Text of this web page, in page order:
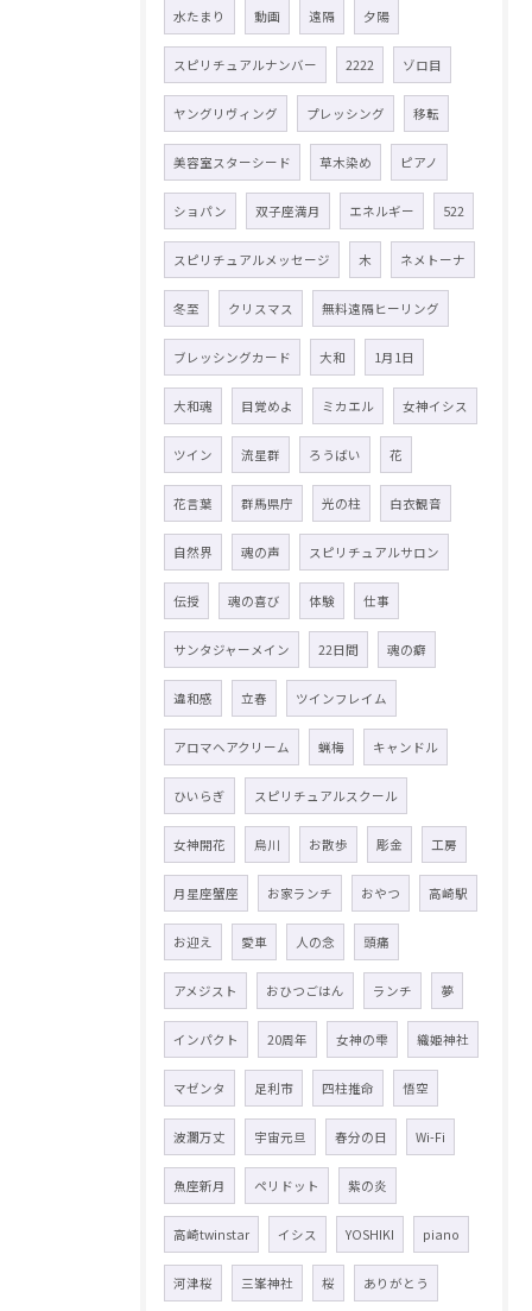
水たまり 動画 遠隔 夕陽
スピリチュアルナンバー 2222 ゾロ目
ヤングリヴィング プレッシング 移転
美容室スターシード 草木染め ピアノ
ショパン 双子座満月 エネルギー 522
スピリチュアルメッセージ 木 ネメトーナ
冬至 クリスマス 無料遠隔ヒーリング
ブレッシングカード 大和 1月1日
大和魂 目覚めよ ミカエル 女神イシス
ツイン 流星群 ろうばい 花
花言葉 群馬県庁 光の柱 白衣観音
自然界 魂の声 スピリチュアルサロン
伝授 魂の喜び 体験 仕事
サンタジャーメイン 22日間 魂の癖
違和感 立春 ツインフレイム
アロマヘアクリーム 蝋梅 キャンドル
ひいらぎ スピリチュアルスクール
女神開花 烏川 お散歩 彫金 工房
月星座蟹座 お家ランチ おやつ 高崎駅
お迎え 愛車 人の念 頭痛
アメジスト おひつごはん ランチ 夢
インパクト 20周年 女神の雫 織姫神社
マゼンタ 足利市 四柱推命 悟空
波瀾万丈 宇宙元旦 春分の日 Wi-Fi
魚座新月 ペリドット 紫の炎
高崎twinstar イシス YOSHIKI piano
河津桜 三峯神社 桜 ありがとう